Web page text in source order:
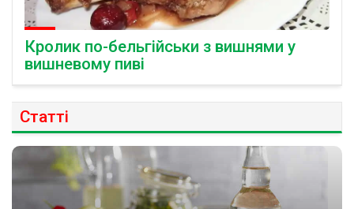
Кролик по-бельгійськи з вишнями у
вишневому пиві
Статті